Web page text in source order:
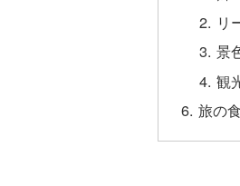
リ
景
観
旅の